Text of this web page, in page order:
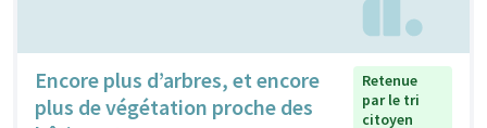
Encore plus d’arbres, et encore
plus de végétation proche des
Retenue
par le tri
citoyen